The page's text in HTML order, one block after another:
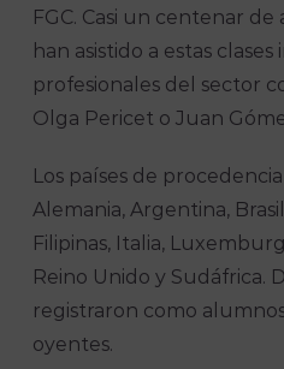
FGC. Casi un centenar
han asistido a estas
profesionales del sector
Olga Pericet o Juan
Los países de
Alemania, Argentina,
Filipinas, Italia,
Reino Unido y Sudáfrica.
registraron como
oyentes.